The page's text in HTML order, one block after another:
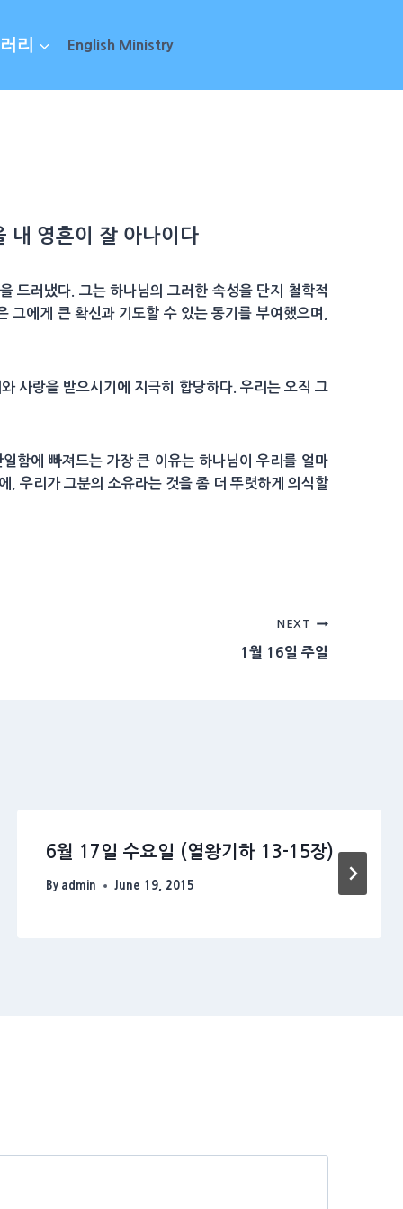
리 English Ministry
내 영혼이 잘 아나이다
드러냈다. 그는 하나님의 그러한 속성을 단지 철학적
에게 큰 확신과 기도할 수 있는 동기를 부여했으며,
사랑을 받으시기에 지극히 합당하다. 우리는 오직 그
함에 빠져드는 가장 큰 이유는 하나님이 우리를 얼마
, 우리가 그분의 소유라는 것을 좀 더 뚜렷하게 의식할
NEXT
1월 16일 주일
6월 17일 수요일 (열왕기하 13-15장)
By admin June 19, 2015